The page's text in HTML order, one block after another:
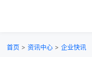
首页 > 资讯中心 > 企业快讯